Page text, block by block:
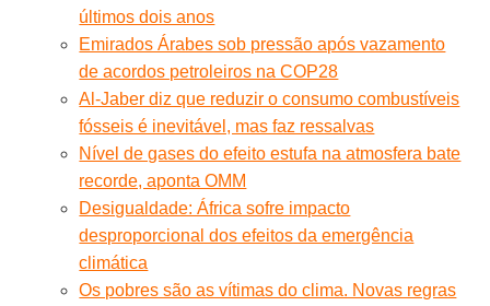
últimos dois anos
Emirados Árabes sob pressão após vazamento
de acordos petroleiros na COP28
Al-Jaber diz que reduzir o consumo combustíveis
fósseis é inevitável, mas faz ressalvas
Nível de gases do efeito estufa na atmosfera bate
recorde, aponta OMM
Desigualdade: África sofre impacto
desproporcional dos efeitos da emergência
climática
Os pobres são as vítimas do clima. Novas regras